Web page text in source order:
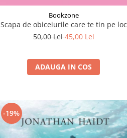
Bookzone
Scapa de obiceiurile care te tin pe loc
50,00 Lei45,00 Lei
ADAUGA IN COS
-19%